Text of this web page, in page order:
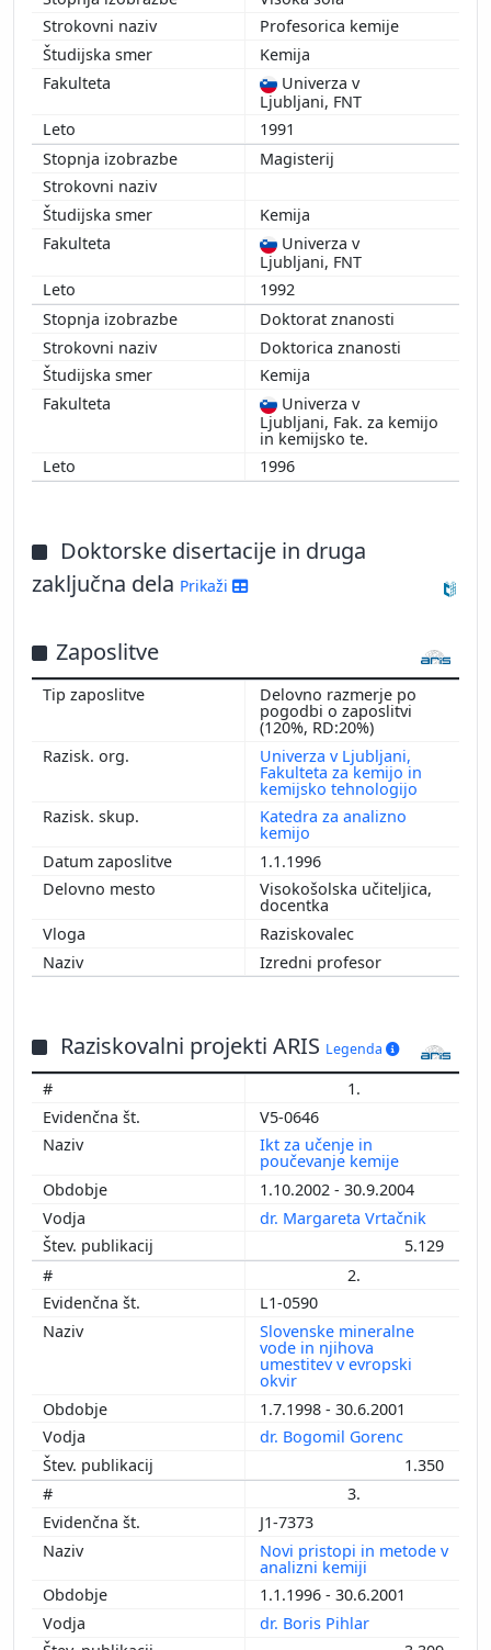
Profesorica kemije
Kemija
Univerza v
Ljubljani, FNT
1991
Magisterij
Kemija
Univerza v
Ljubljani, FNT
1992
Doktorat znanosti
Doktorica znanosti
Kemija
Univerza v
Ljubljani, Fak. za kemijo
in kemijsko te.
1996
Doktorske disertacije in druga
zaključna dela Prikaži
Zaposlitve
Delovno razmerje po
pogodbi o zaposlitvi
(120%, RD:20%)
Univerza v Ljubljani,
Fakulteta za kemijo in
kemijsko tehnologijo
Katedra za analizno
kemijo
1.1.1996
Visokošolska učiteljica,
docentka
Raziskovalec
Izredni profesor
Raziskovalni projekti ARIS Legenda
1.
V5-0646
Ikt za učenje in
poučevanje kemije
1.10.2002 - 30.9.2004
dr. Margareta Vrtačnik
5.129
2.
L1-0590
Slovenske mineralne
vode in njihova
umestitev v evropski
okvir
1.7.1998 - 30.6.2001
dr. Bogomil Gorenc
1.350
3.
J1-7373
Novi pristopi in metode v
analizni kemiji
1.1.1996 - 30.6.2001
dr. Boris Pihlar